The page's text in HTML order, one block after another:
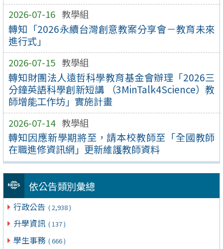
2026-07-16 教學組
轉知「2026永續台灣創意教案分享會－教育未來
進行式」
2026-07-15 教學組
轉知財團法人遠哲科學教育基金會辦理「2026三
分鐘英語科學創新短講 （3MinTalk4Science）教
師增能工作坊」實施計畫
2026-07-14 教學組
轉知因應新學期將至，請本校教師至「全國教師
在職進修資訊網」更新維護教師資料
依公告類別彙總
行政公告 ( 2,938 )
升學資訊 ( 137 )
學生事務 ( 666 )